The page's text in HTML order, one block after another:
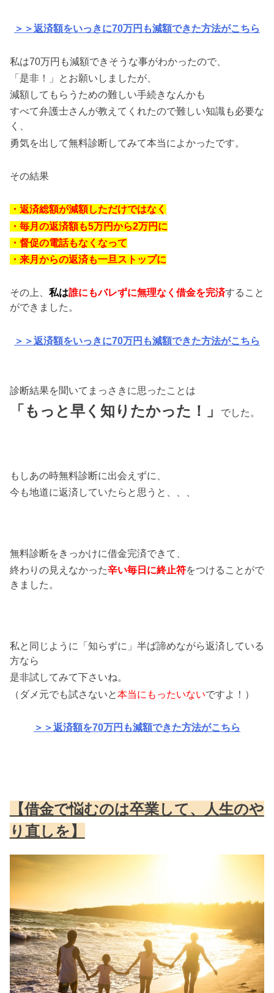
＞＞返済額をいっきに70万円も減額できた方法がこちら
私は70万円も減額できそうな事がわかったので、
「是非！」とお願いしましたが、
減額してもらうための難しい手続きなんかも
すべて弁護士さんが教えてくれたので難しい知識も必要な
く、
勇気を出して無料診断してみて本当によかったです。
その結果
・返済総額が減額しただけではなく
・毎月の返済額も5万円から2万円に
・督促の電話もなくなって
・来月からの返済も一旦ストップに
その上、 私は誰にもバレずに無理なく借金を完済すること
ができました。
＞＞返済額をいっきに70万円も減額できた方法がこちら
診断結果を聞いてまっさきに思ったことは
「もっと早く知りたかった！」 でした。
もしあの時無料診断に出会えずに、
今も地道に返済していたらと思うと、、、
無料診断をきっかけに借金完済できて、
終わりの見えなかった辛い毎日に終止符をつけることがで
きました。
私と同じように「知らずに」半ば諦めながら返済している
方なら
是非試してみて下さいね。
（ダメ元でも試さないと本当にもったいないですよ！）
＞＞返済額を70万円も減額できた方法がこちら
【借金で悩むのは卒業して、人生のや
り直しを】